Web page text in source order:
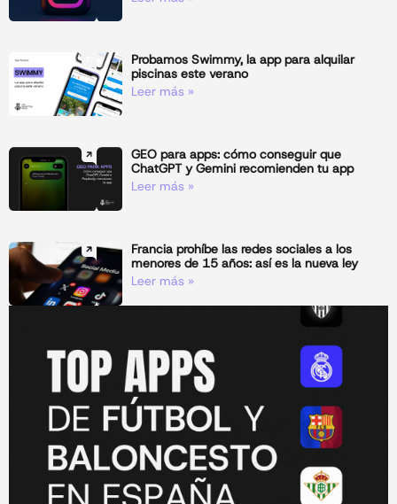
Probamos Swimmy, la app para alquilar
piscinas este verano
Leer más »
GEO para apps: cómo conseguir que
ChatGPT y Gemini recomienden tu app
Leer más »
Francia prohíbe las redes sociales a los
menores de 15 años: así es la nueva ley
Leer más »